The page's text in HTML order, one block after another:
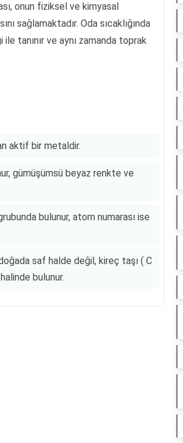
onun fiziksel ve kimyasal
sağlamaktadır. Oda sıcaklığında
tanınır ve aynı zamanda toprak
aktif bir metaldir.
gümüşümsü beyaz renkte ve
bulunur, atom numarası ise
saf halde değil, kireç taşı ( C
bulunur.